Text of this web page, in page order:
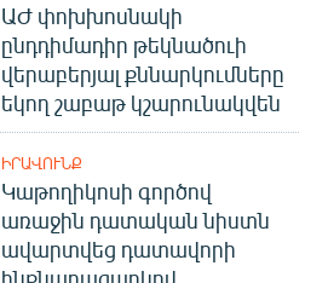
ԱԺ փոխխոսնակի
ընդդիմադիր թեկնածուի
վերաբերյալ քննարկումները
եկող շաբաթ կշարունակվեն
ԻՐԱՎՈՒՆՔ
Կաթողիկոսի գործով
առաջին դատական նիստն
ավարտվեց դատավորի
ինքնաբացարկով